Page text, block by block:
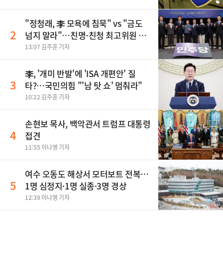
2
"정청래, 李 모욕에 침묵" vs "금도
넘지 말라"…친명-친청 최고위원 후
보, 제주서 격돌
13:07 김주훈 기자
3
李, '개미 반발'에 'ISA 개편안' 질
타?…국민의힘 "'남 탓 쇼' 멈춰라"
10:22 김주훈 기자
4
손현보 목사, 백악관서 트럼프 대통령
접견
11:55 이나영 기자
5
여수 오동도 해상서 모터보트 전복…
1명 심정지·1명 실종·3명 경상
12:39 이나영 기자